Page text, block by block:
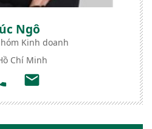
Ngô
Kinh doanh
Chí Minh